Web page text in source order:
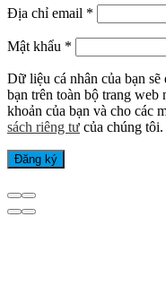
Địa chỉ email *
Mật khẩu *
Dữ liệu cá nhân của bạn
bạn trên toàn bộ trang web
khoản của bạn và cho các
sách riêng tư của chúng tôi.
Đăng ký